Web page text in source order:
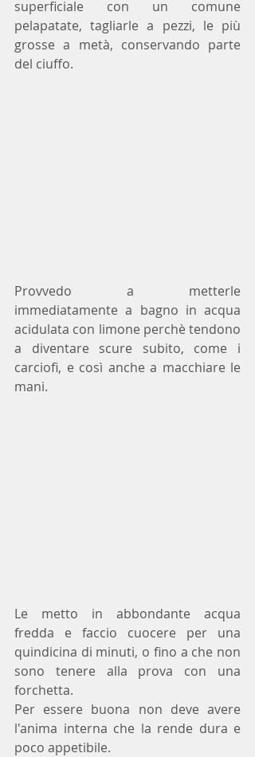
superficiale con un comune
pelapatate, tagliarle a pezzi, le più
grosse a metà, conservando parte
del ciuffo.
Provvedo a metterle
immediatamente a bagno in acqua
acidulata con limone perchè tendono
a diventare scure subito, come i
carciofi, e così anche a macchiare le
mani.
Le metto in abbondante acqua
fredda e faccio cuocere per una
quindicina di minuti, o fino a che non
sono tenere alla prova con una
forchetta.
Per essere buona non deve avere
l'anima interna che la rende dura e
poco appetibile.